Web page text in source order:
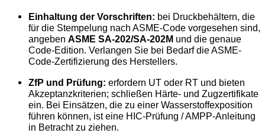
Einhaltung der Vorschriften: bei Druckbehältern, die
für die Stempelung nach ASME-Code vorgesehen sind,
angeben ASME SA-202/SA-202M und die genaue
Code-Edition. Verlangen Sie bei Bedarf die ASME-
Code-Zertifizierung des Herstellers.
ZfP und Prüfung: erfordern UT oder RT und bieten
Akzeptanzkriterien; schließen Härte- und Zugzertifikate
ein. Bei Einsätzen, die zu einer Wasserstoffexposition
führen können, ist eine HIC-Prüfung / AMPP-Anleitung
in Betracht zu ziehen.